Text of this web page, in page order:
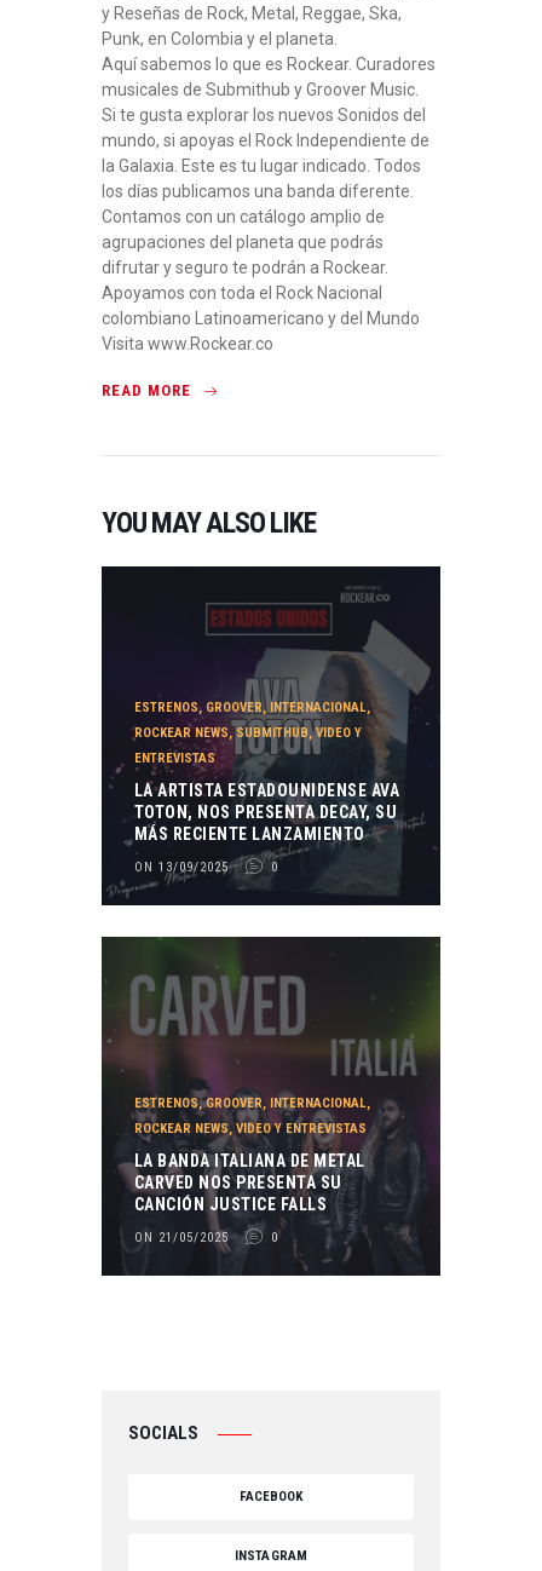
y Reseñas de Rock, Metal, Reggae, Ska,
Punk, en Colombia y el planeta.
Aquí sabemos lo que es Rockear. Curadores
musicales de Submithub y Groover Music.
Si te gusta explorar los nuevos Sonidos del
mundo, si apoyas el Rock Independiente de
la Galaxia. Este es tu lugar indicado. Todos
los días publicamos una banda diferente.
Contamos con un catálogo amplio de
agrupaciones del planeta que podrás
difrutar y seguro te podrán a Rockear.
Apoyamos con toda el Rock Nacional
colombiano Latinoamericano y del Mundo
Visita www.Rockear.co
READ MORE
YOU MAY ALSO LIKE
ESTRENOS, GROOVER, INTERNACIONAL,
ROCKEAR NEWS, SUBMITHUB,VIDEO Y
ENTREVISTAS
LA ARTISTA ESTADOUNIDENSE AVA
TOTON, NOS PRESENTA DECAY, SU
MÁS RECIENTE LANZAMIENTO
ON 13/09/2025 0
ESTRENOS,GROOVER, INTERNACIONAL,
ROCKEAR NEWS,VIDEO Y ENTREVISTAS
LA BANDA ITALIANA DE METAL
CARVED NOS PRESENTA SU
CANCIÓN JUSTICE FALLS
ON 21/05/2025 0
SOCIALS
FACEBOOK
INSTAGRAM